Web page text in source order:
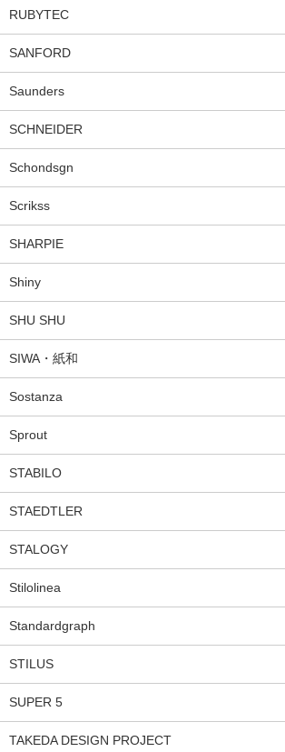
RUBYTEC
SANFORD
Saunders
SCHNEIDER
Schondsgn
Scrikss
SHARPIE
Shiny
SHU SHU
SIWA・紙和
Sostanza
Sprout
STABILO
STAEDTLER
STALOGY
Stilolinea
Standardgraph
STILUS
SUPER 5
TAKEDA DESIGN PROJECT